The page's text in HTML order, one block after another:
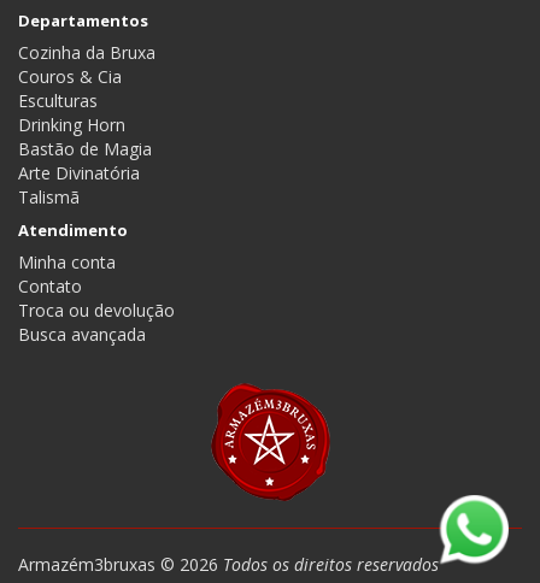
Departamentos
Cozinha da Bruxa
Couros & Cia
Esculturas
Drinking Horn
Bastão de Magia
Arte Divinatória
Talismã
Atendimento
Minha conta
Contato
Troca ou devolução
Busca avançada
Armazém3bruxas © 2026 Todos os direitos reservados